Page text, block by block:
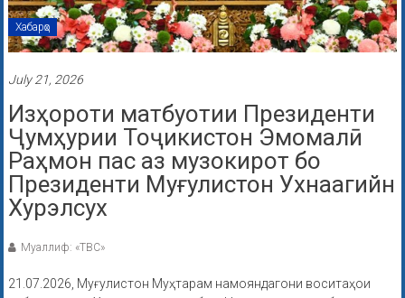
Хабарҳо
July 21, 2026
Изҳороти матбуотии Президенти
Ҷумҳурии Тоҷикистон Эмомалӣ
Раҳмон пас аз музокирот бо
Президенти Муғулистон Ухнаагийн
Хурэлсух
Муаллиф: «ТВС»
21.07.2026, Муғулистон Муҳтарам намояндагони воситаҳои